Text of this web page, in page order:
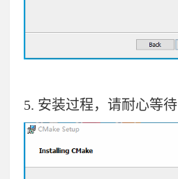
5. 安装过程，请耐心等待